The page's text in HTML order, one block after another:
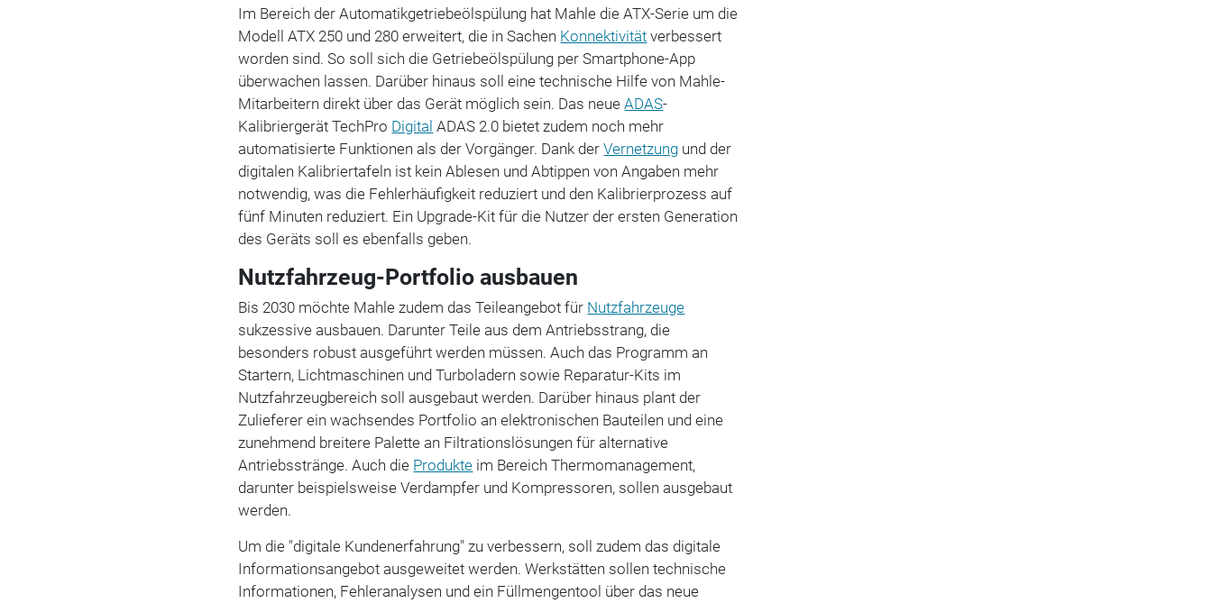
Im Bereich der Automatikgetriebeölspülung hat Mahle die ATX-Serie um die
Modell ATX 250 und 280 erweitert, die in Sachen Konnektivität verbessert
worden sind. So soll sich die Getriebeölspülung per Smartphone-App
überwachen lassen. Darüber hinaus soll eine technische Hilfe von Mahle-
Mitarbeitern direkt über das Gerät möglich sein. Das neueADAS-
Kalibriergerät TechPro Digital ADAS 2.0 bietet zudem noch mehr
automatisierte Funktionen als der Vorgänger. Dank derVernetzung und der
digitalen Kalibriertafeln ist kein Ablesen und Abtippen von Angaben mehr
notwendig, was die Fehlerhäufigkeit reduziert und den Kalibrierprozess auf
fünf Minuten reduziert. Ein Upgrade-Kit für die Nutzer der ersten Generation
des Geräts soll es ebenfalls geben.
Nutzfahrzeug-Portfolio ausbauen
Bis 2030 möchte Mahle zudem das Teileangebot für Nutzfahrzeuge
sukzessive ausbauen. Darunter Teile aus dem Antriebsstrang, die
besonders robust ausgeführt werden müssen. Auch das Programm an
Startern, Lichtmaschinen und Turboladern sowie Reparatur-Kits im
Nutzfahrzeugbereich soll ausgebaut werden. Darüber hinaus plant der
Zulieferer ein wachsendes Portfolio an elektronischen Bauteilen und eine
zunehmend breitere Palette an Filtrationslösungen für alternative
Antriebsstränge. Auch die Produkte im Bereich Thermomanagement,
darunter beispielsweise Verdampfer und Kompressoren, sollen ausgebaut
werden.
Um die "digitale Kundenerfahrung" zu verbessern, soll zudem das digitale
Informationsangebot ausgeweitet werden. Werkstätten sollen technische
Informationen, Fehleranalysen und ein Füllmengentool über das neue